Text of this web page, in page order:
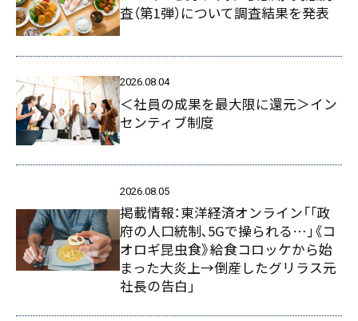
査（第1弾）について調査結果を発表
2026.08.04
＜社員の成果を最大限に還元＞イン
センティブ制度
2026.08.05
掲載情報：東洋経済オンライン「｢政
府の人口統制､5Gで操られる…｣《コ
オロギ昆虫食》給食コロッケから始
まった大炎上→倒産したグリラス元
社長の告白」